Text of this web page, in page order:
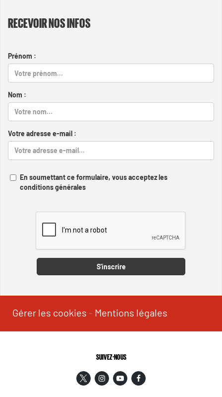
RECEVOIR NOS INFOS
Prénom :
Nom :
Votre adresse e-mail :
En soumettant ce formulaire, vous acceptez les
conditions générales
S'inscrire
Gérer les cookies - Mentions légales
SUIVEZ-NOUS